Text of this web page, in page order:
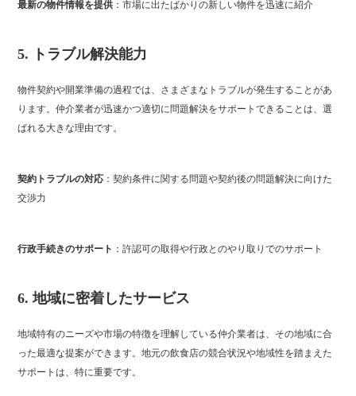
最新の物件情報を提供 ：市場に出たばかりの新しい物件を迅速に紹介
5. トラブル解決能力
物件契約や開業準備の過程では、さまざまなトラブルが発生することがあ
ります。仲介業者が迅速かつ適切に問題解決をサポートできることは、選
ばれる大きな理由です。
契約トラブルの対応 ：契約条件に関する問題や契約後の問題解決に向けた
交渉力
行政手続きのサポート ：許認可の取得や行政とのやり取りでのサポート
6.地域に密着したサービス
地域特有のニーズや市場の特徴を理解している仲介業者は、その地域に合
った最適な提案ができます。地元の飲食店の競合状況や地域性を踏まえた
サポートは、特に重要です。